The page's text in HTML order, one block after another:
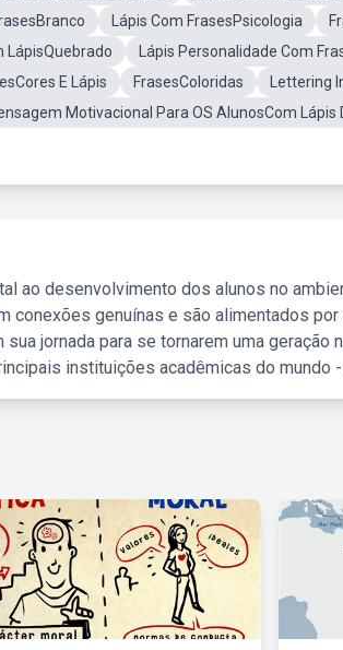
Lápis Com FrasesPsicologia
LápisQuebrado
Lápis Personalidade Com
E Lápis FrasesColoridas
Lettering
Motivacional Para OS AlunosCom Lápis
ao desenvolvimento dos alunos no
conexões genuínas e são alimentados
jornada para se tornarem uma geração
instituições acadêmicas do mundo -